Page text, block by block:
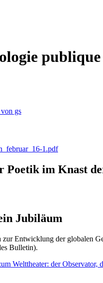
gs
1.pdf
Poetik im Knast
Jubiläum
Entwicklung der globalen
Bulletin).
Welttheater: der Observator,